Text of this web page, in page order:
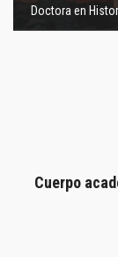
Doctora en
Cuerpo